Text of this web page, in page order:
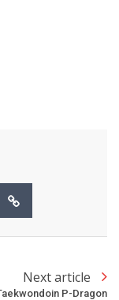
Next article
P-Dragon